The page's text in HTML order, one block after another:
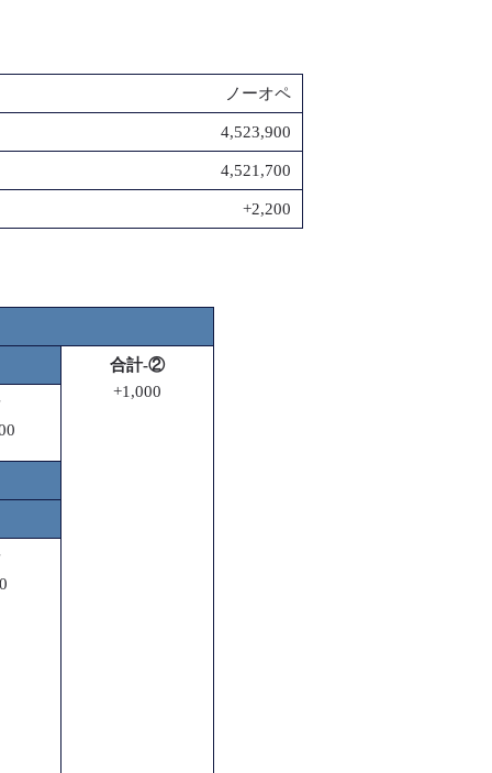
ノーオペ
4,523,900
4,521,700
+2,200
合計-②
+1,000